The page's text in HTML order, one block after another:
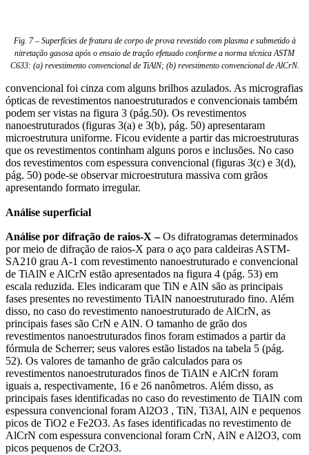
Fig. 7 – Superfícies de fratura de corpo de prova revestido com plasma e submetido à
nitretação gasosa após o ensaio de tração efetuado conforme a norma técnica ASTM
C633: (a) revestimento convencional de TiAlN; (b) revestimento convencional de AlCrN.
convencional foi cinza com alguns brilhos azulados. As micrografias
ópticas de revestimentos nanoestruturados e convencionais também
podem ser vistas na figura 3 (pág.50). Os revestimentos
nanoestruturados (figuras 3(a) e 3(b), pág. 50) apresentaram
microestrutura uniforme. Ficou evidente a partir das microestruturas
que os revestimentos continham alguns poros e inclusões. No caso
dos revestimentos com espessura convencional (figuras 3(c) e 3(d),
pág. 50) pode-se observar microestrutura massiva com grãos
apresentando formato irregular.
Análise superficial
Análise por difração de raios-X –Os difratogramas determinados
por meio de difração de raios-X para o aço para caldeiras ASTM-
SA210 grau A-1 com revestimento nanoestruturado e convencional
de TiAlN e AlCrN estão apresentados na figura 4 (pág. 53) em
escala reduzida. Eles indicaram que TiN e AlN são as principais
fases presentes no revestimento TiAlN nanoestruturado fino. Além
disso, no caso do revestimento nanoestruturado de AlCrN, as
principais fases são CrN e AlN. O tamanho de grão dos
revestimentos nanoestruturados finos foram estimados a partir da
fórmula de Scherrer; seus valores estão listados na tabela 5 (pág.
52). Os valores de tamanho de grão calculados para os
revestimentos nanoestruturados finos de TiAlN e AlCrN foram
iguais a, respectivamente, 16 e 26 nanômetros. Além disso, as
principais fases identificadas no caso do revestimento de TiAlN com
espessura convencional foram Al2O3 , TiN, Ti3Al, AlN e pequenos
picos de TiO2 e Fe2O3. As fases identificadas no revestimento de
AlCrN com espessura convencional foram CrN, AlN e Al2O3, com
picos pequenos de Cr2O3.